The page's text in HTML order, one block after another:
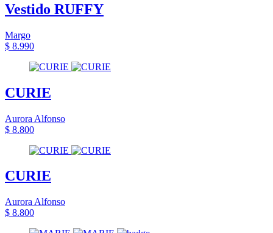
Vestido RUFFY
Margo
$ 8.990
CURIE
Aurora Alfonso
$ 8.800
CURIE
Aurora Alfonso
$ 8.800